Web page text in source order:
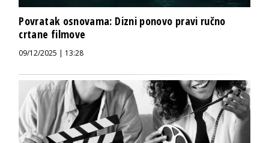
Povratak osnovama: Dizni ponovo pravi ručno
crtane filmove
09/12/2025 | 13:28